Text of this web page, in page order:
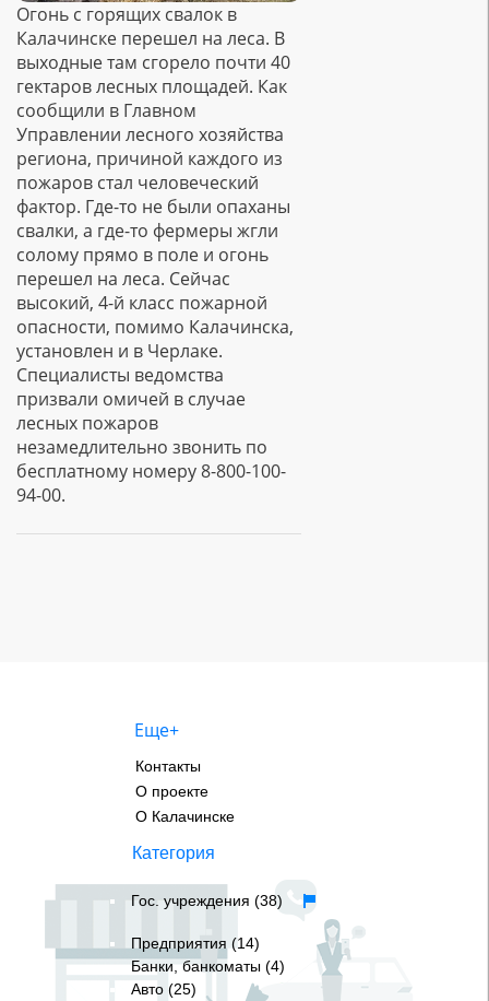
Огонь с горящих свалок в
Калачинске перешел на леса. В
выходные там сгорело почти 40
гектаров лесных площадей. Как
сообщили в Главном
Управлении лесного хозяйства
региона, причиной каждого из
пожаров стал человеческий
фактор. Где-то не были опаханы
свалки, а где-то фермеры жгли
солому прямо в поле и огонь
перешел на леса. Сейчас
высокий, 4-й класс пожарной
опасности, помимо Калачинска,
установлен и в Черлаке.
Специалисты ведомства
призвали омичей в случае
лесных пожаров
незамедлительно звонить по
бесплатному номеру 8-800-100-
94-00.
Еще+
Контакты
О проекте
О Калачинске
Категория
Гос. учреждения (38)
Предприятия (14)
Банки, банкоматы (4)
Авто (25)